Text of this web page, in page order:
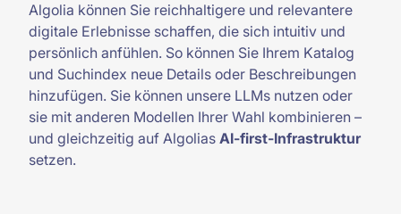
Algolia können Sie reichhaltigere und relevantere
digitale Erlebnisse schaffen, die sich intuitiv und
persönlich anfühlen. So können Sie Ihrem Katalog
und Suchindex neue Details oder Beschreibungen
hinzufügen. Sie können unsere LLMs nutzen oder
sie mit anderen Modellen Ihrer Wahl kombinieren –
und gleichzeitig auf Algolias AI-first-Infrastruktur
setzen.